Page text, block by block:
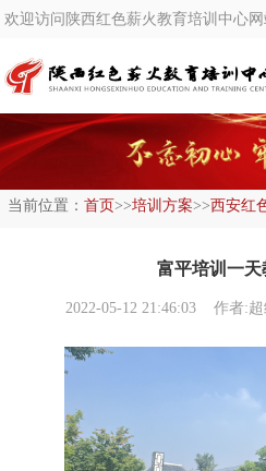
欢迎访问陕西红色薪火教育培训中心
当前位置： 首页>>培训方案>>西安红
富平培训一天
2022-05-12 21:46:03 作者:超